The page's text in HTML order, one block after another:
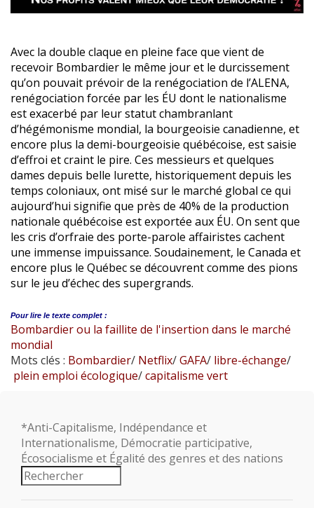
Avec la double claque en pleine face que vient de
recevoir Bombardier le même jour et le durcissement
qu’on pouvait prévoir de la renégociation de l’ALENA,
renégociation forcée par les ÉU dont le nationalisme
est exacerbé par leur statut chambranlant
d’hégémonisme mondial, la bourgeoisie canadienne, et
encore plus la demi-bourgeoisie québécoise, est saisie
d’effroi et craint le pire. Ces messieurs et quelques
dames depuis belle lurette, historiquement depuis les
temps coloniaux, ont misé sur le marché global ce qui
aujourd’hui signifie que près de 40% de la production
nationale québécoise est exportée aux ÉU. On sent que
les cris d’orfraie des porte-parole affairistes cachent
une immense impuissance. Soudainement, le Canada et
encore plus le Québec se découvrent comme des pions
sur le jeu d’échec des supergrands.
Pour lire le texte complet :
Bombardier ou la faillite de l'insertion dans le marché
mondial
Mots clés : Bombardier/ Netflix/GAFA/ libre-échange/
plein emploi écologique/capitalisme vert
*Anti-Capitalisme, Indépendance et
Internationalisme, Démocratie participative,
Écosocialisme et Égalité des genres et des nations